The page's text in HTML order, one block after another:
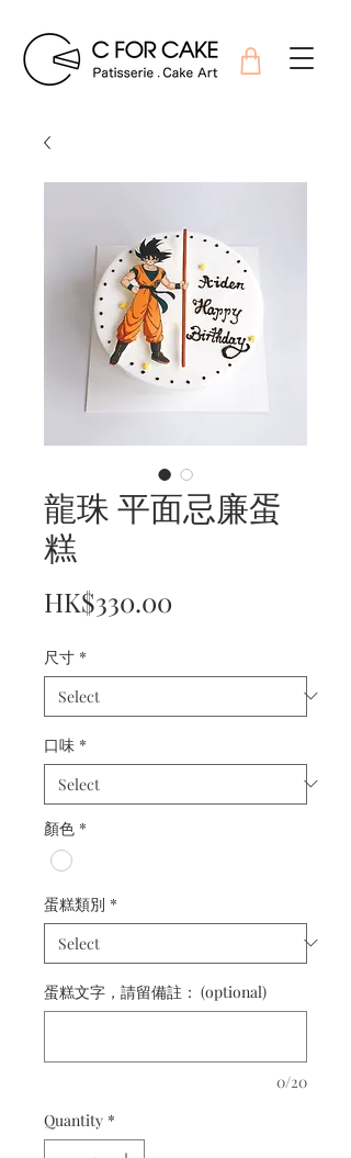
龍珠 平面忌廉蛋
糕
HK$330.00
尺寸 *
口味 *
顏色 *
蛋糕類別 *
蛋糕文字，請留備註： (optional)
0/20
Quantity *